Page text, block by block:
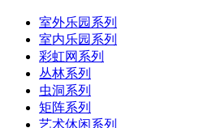
室外乐园系列
室内乐园系列
彩虹网系列
丛林系列
虫洞系列
矩阵系列
艺术休闲系列